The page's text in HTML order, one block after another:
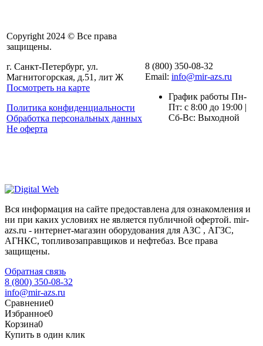
Copyright 2024 © Все права
защищены.
г. Санкт-Петербург, ул.
Магнитогорская, д.51, лит Ж
Посмотреть на карте
Политика конфиденциальности
Обработка персональных данных
Не оферта
8 (800) 350-08-32
Email: info@mir-azs.ru
График работы Пн-
Пт: с 8:00 до 19:00 |
Сб-Вс: Выходной
Вся информация на сайте предоставлена для ознакомления и
ни при каких условиях не является публичной офертой. mir-
azs.ru - интернет-магазин оборудования для АЗС , АГЗС,
АГНКС, топливозаправщиков и нефтебаз. Все права
защищены.
Обратная связь
8 (800) 350-08-32
info@mir-azs.ru
Сравнение0
Избранное0
Корзина0
Купить в один клик